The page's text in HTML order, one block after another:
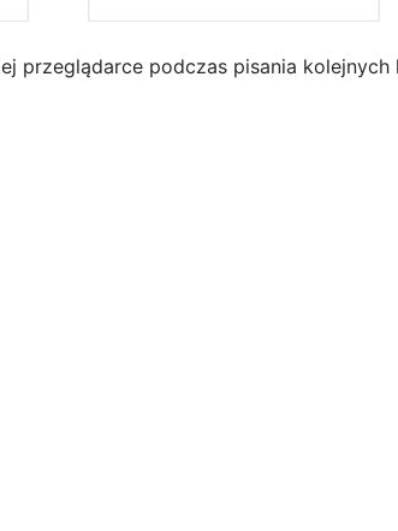
przeglądarce podczas pisania kolejnych